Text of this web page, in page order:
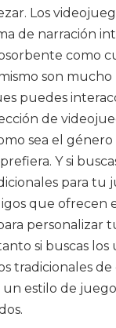
Los
de narración
como
son mucho
puedes
de
sea el
Y si
para tu
que ofrecen
personalizar
si buscas
tradicionales
estilo de